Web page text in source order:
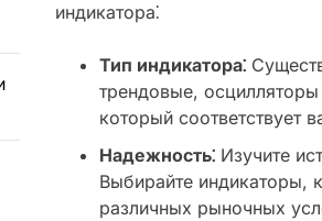
индикатора⁚
Тип индикатора⁚
трендовые,
который соответствует
Надежность⁚ Изучите
Выбирайте индикаторы,
различных рыночных